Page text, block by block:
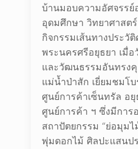
บ้านมอบความอัศจรรย์
อุดมศึกษา วิทยาศาสต
กิจกรรมเส้นทางประวั
พระนครศรีอยุธยา เมื่
และวัฒนธรรมอันทรงคุ
แม่น้ำป่าสัก เยี่ยมชมโ
ศูนย์การค้าเซ็นทรัล อ
ศูนย์การค้า ฯ ซึ่งมีกา
สถาปัตยกรรม “ย่อมุม
พุ่มดอกไม้ ศิลปะแสนป